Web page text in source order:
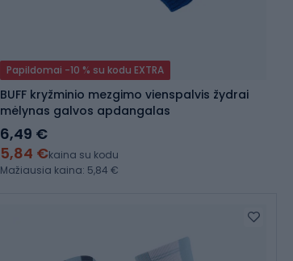
Papildomai -10 % su kodu EXTRA
BUFF kryžminio mezgimo vienspalvis žydrai
mėlynas galvos apdangalas
6,49 €
5,84 €kaina su kodu
Mažiausia kaina: 5,84 €